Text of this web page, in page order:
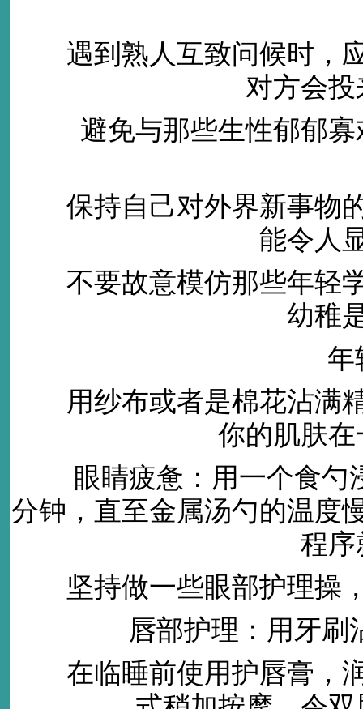
遇到熟人互致问候时，应
对方会
避免与那些生性郁郁寡
保持自己对外界新事物的
能令人
不要故意模仿那些年轻学
幼稚
年轻
用纱布或者是棉花沾满精
你的肌肤
眼睛疲惫：用一个食勺
分钟，直至金属汤勺的温度
程序
坚持做一些眼部护理操，
唇部护理：用牙刷
在临睡前使用护唇膏，润